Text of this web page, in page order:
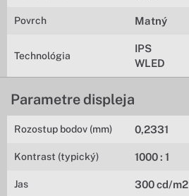
Povrch Matný
Technológia
IPS
WLED
Parametre displeja
Rozostup bodov (mm) 0,2331
Kontrast (typický) 1000 : 1
Jas 300 cd/m2